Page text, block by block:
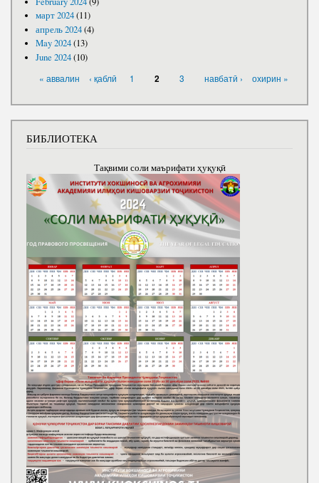
март 2024(11)
апрель 2024(4)
May 2024(13)
June 2024(10)
« аввалин ‹ қаблӣ 1 2 3 навбатӣ › охирин »
БИБЛИОТЕКА
Тақвими соли маърифати ҳуқуқӣ